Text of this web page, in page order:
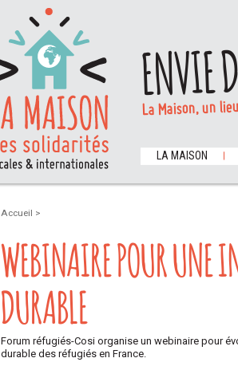
ENVIE
La Maison, un
LA MAISON
Accueil >
WEBINAIRE POUR UNE
DURABLE
Forum réfugiés-Cosi organise un webinaire pour
durable des réfugiés en France.